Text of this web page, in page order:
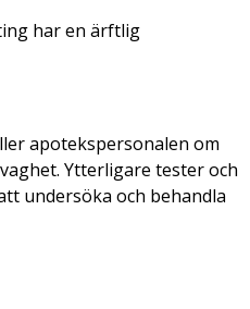
har en ärftlig
apotekspersonalen om
Ytterligare tester och
undersöka och behandla